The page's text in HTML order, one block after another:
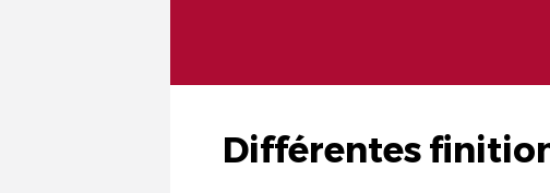
Différentes